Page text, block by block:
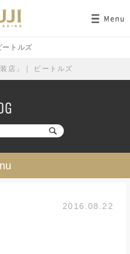
ートルズ
店」｜ ビートルズ
長
2016.08.22